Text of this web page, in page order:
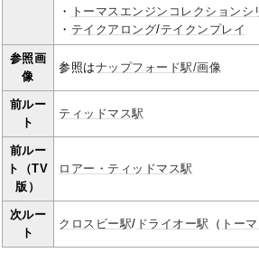
・
トーマスエンジンコレクションシ
・ テイクアロング/テイクンプレイ
参照画
像
参照はナップフォード駅/画像
前ルー
ト
ティッドマス駅
前ルー
ト（TV
版）
ロアー・ティッドマス駅
次ルー
ト
クロスビー駅/ ドライオー駅 （ トー